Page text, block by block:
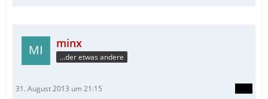
minx
...der etwas andere
31. August 2013 um 21:15